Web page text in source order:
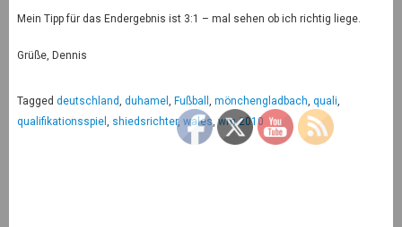
Mein Tipp für das Endergebnis ist 3:1 – mal sehen ob ich richtig liege.
Grüße, Dennis
Tagged deutschland, duhamel , Fußball , mönchengladbach, quali,
qualifikationsspiel , shiedsrichter, wales,wm 2010